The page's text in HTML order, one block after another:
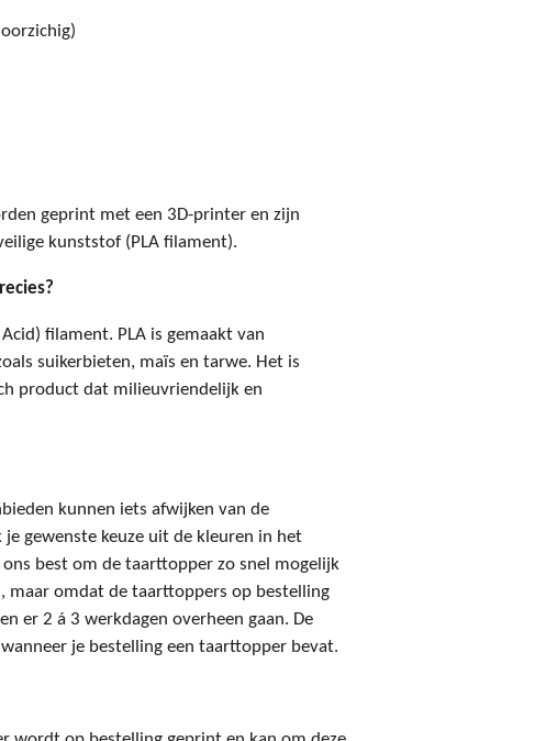
geprint met een 3D-printer en zijn
kunststof (PLA filament).
filament. PLA is gemaakt van
suikerbieten, maïs en tarwe. Het is
product dat milieuvriendelijk en
kunnen iets afwijken van de
je gewenste keuze uit de kleuren in het
ons best om de taarttopper zo snel mogelijk
maar omdat de taarttoppers op bestelling
er 2 á 3 werkdagen overheen gaan. De
je bestelling een taarttopper bevat.